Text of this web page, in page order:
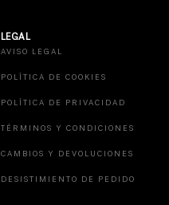
LEGAL
AVISO LEGAL
POLÍTICA DE COOKIES
POLÍTICA DE PRIVACIDAD
TÉRMINOS Y CONDICIONES
CAMBIOS Y DEVOLUCIONES
DESISTIMIENTO DE PEDIDO